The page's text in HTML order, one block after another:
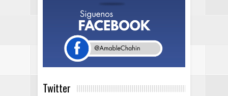
Twitter